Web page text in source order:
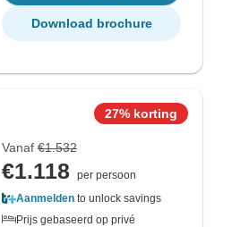
Download brochure
27% korting
Vanaf €1.532
€1.118
per persoon
Aanmelden to unlock savings
Prijs gebaseerd op privé